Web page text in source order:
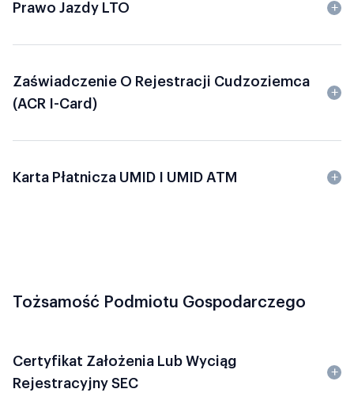
Prawo Jazdy LTO
Zaświadczenie O Rejestracji Cudzoziemca
(ACR I-Card)
Karta Płatnicza UMID I UMID ATM
Tożsamość Podmiotu Gospodarczego
Certyfikat Założenia Lub Wyciąg
Rejestracyjny SEC